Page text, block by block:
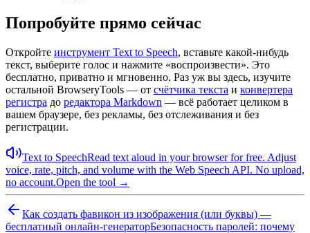
Попробуйте прямо сейчас
Откройте инструмент Text to Speech, вставьте какой-нибудь
текст, выберите голос и нажмите «воспроизвести». Это
бесплатно, приватно и мгновенно. Раз уж вы здесь, изучите
остальной BrowseryTools — от счётчика текста и конвертера
регистра до редактора Markdown — всё работает целиком в
вашем браузере, без рекламы, без отслеживания и без
регистрации.
Text to SpeechRead text aloud in your browser for free. Adjust
voice, rate, pitch, and volume with the Web Speech API. No upload,
no account.Open the tool →
Как создать фавикон из изображения (или буквы) —
бесплатный онлайн-генераторБезопасность паролей: почему